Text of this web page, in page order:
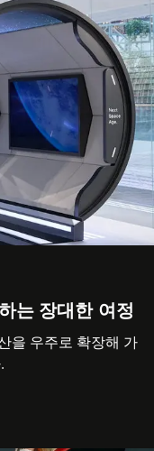
는 장대한 여정
을 우주로 확장해 가